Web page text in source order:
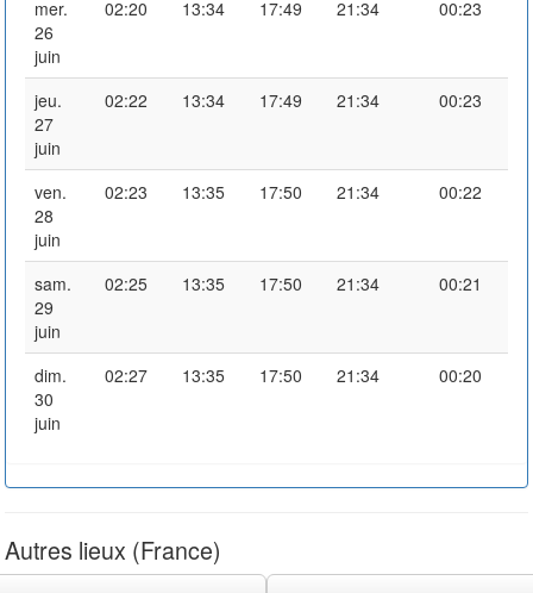
mer.
26
juin
02:20 13:34 17:49 21:34 00:23
jeu.
27
juin
02:22 13:34 17:49 21:34 00:23
ven.
28
juin
02:23 13:35 17:50 21:34 00:22
sam.
29
juin
02:25 13:35 17:50 21:34 00:21
dim.
30
juin
02:27 13:35 17:50 21:34 00:20
Autres lieux (France)